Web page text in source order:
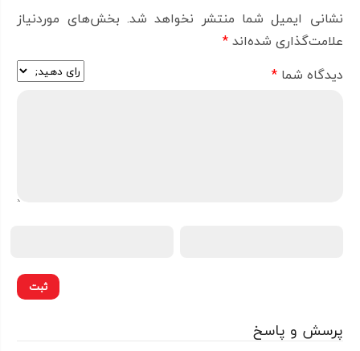
نشانی ایمیل شما منتشر نخواهد شد. بخش‌های موردنیاز
علامت‌گذاری شده‌اند*
دیدگاه شما*
پرسش و پاسخ